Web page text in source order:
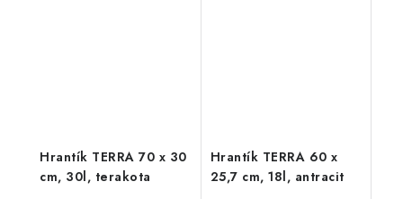
Hrantík TERRA 70 x 30
cm, 30l, terakota
Hrantík TERRA 60 x
25,7 cm, 18l, antracit